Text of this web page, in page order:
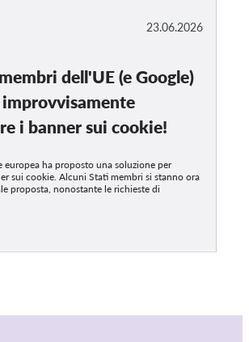
23.06.2026
dell'UE (e Google)
i banner sui cookie!
europea ha proposto una soluzione per
sui cookie. Alcuni Stati membri si stanno ora
proposta, nonostante le richieste di